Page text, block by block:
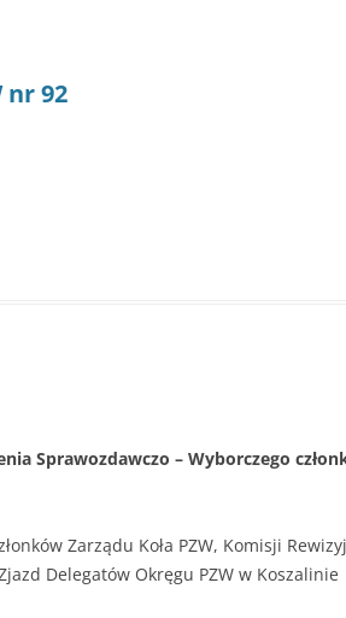
nr 92
Sprawozdawczo – Wyborczego
Zarządu Koła PZW, Komisji
Delegatów Okręgu PZW w Koszalinie